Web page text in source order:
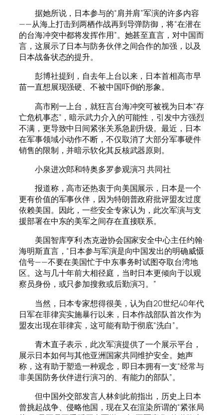
据她所说，日本参与的“肩并肩”军演的许多内容
——从海上打击到两栖作战再到导弹防御，将“在潜在
的台海冲突中都将发挥作用”。她甚至直言，对中国而
言，这展示了日本与防务伙伴之间合作的加强，以及
日本战备状态的提升。
彭博社提到，自去年上台以来，日本首相高市早
苗一直想展现强硬、不被中国吓倒的形象。
高市刚一上台，就狂言台海冲突可被视为日本“存
亡危机事态”，暗示武力介入的可能性，引发中方强烈
不满，更导致中日间紧张关系急剧升级。最近，日本
在军事领域小动作不断，不仅取消了大部分军事硬件
销售的限制，并暗示软化其反核武器原则。
小泉进次郎和特奥多罗参观演习 共同社
报道称，高市还热衷于向美国展示，日本是一个
更有价值的军事伙伴，因为特朗普政府批评盟友过度
依赖美国。因此，一些安全专家认为，此次军演与支
援部署在中东的美军之间存在直接联系。
美国智库亨利·杰克逊协会国家安全中心主任约翰·
海明斯直言，“日本参与军演是向中国发出的明确威慑
信号——不要在美国忙于中东事务时试图夺取台湾地
区。这与几十年前大相径庭，当时日本更倾向于以观
察员身份，或只参加搜救或后勤演习。”
当然，日本专家想得很美，认为自20世纪40年代
日军在菲律宾实施暴行以来，日本作战部队首次作为
盟友出现在菲律宾，这可能有助于彻底“洗白”。
青木直子表示，此次军演提供了一个展示平台，
展示日本如何与其他亚洲国家共同维护安全。她声
称，这有助于塑造一种观念，即日本拥有一支“经常与
非美国防务伙伴进行演习的、有能力的部队”。
但中国外交部发言人林剑此前指出，历史上日本
曾挑起战争、侵略他国，现在又在渲染所谓的“紧张局